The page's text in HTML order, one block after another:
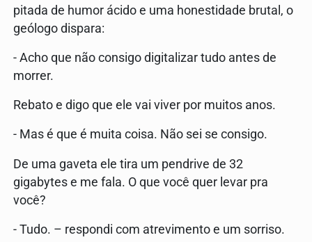
pitada de humor ácido e uma honestidade brutal, o
geólogo dispara:
- Acho que não consigo digitalizar tudo antes de
morrer.
Rebato e digo que ele vai viver por muitos anos.
- Mas é que é muita coisa. Não sei se consigo.
De uma gaveta ele tira um pendrive de 32
gigabytes e me fala. O que você quer levar pra
você?
- Tudo. – respondi com atrevimento e um sorriso.